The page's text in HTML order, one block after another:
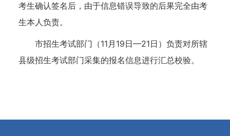
考生确认签名后，由于信息错误导致的后果完全由考
生本人负责。
市招生考试部门（11月19日—21日）负责对所辖
县级招生考试部门采集的报名信息进行汇总校验。